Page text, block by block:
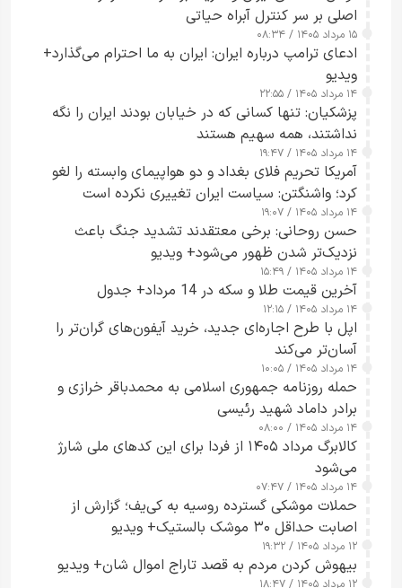
اصلی بر سر کنترل آبراه حیاتی
۱۵ مرداد ۱۴۰۵ / ۰۸:۳۴
ادعای ترامپ درباره ایران: ایران به ما احترام می‌گذارد+
ویدیو
۱۴ مرداد ۱۴۰۵ / ۲۲:۵۵
پزشکیان: تنها کسانی که در خیابان بودند ایران را نگه
نداشتند، همه سهیم هستند
۱۴ مرداد ۱۴۰۵ / ۱۹:۴۷
آمریکا تحریم فلای بغداد و دو هواپیمای وابسته را لغو
کرد؛ واشنگتن: سیاست ایران تغییری نکرده است
۱۴ مرداد ۱۴۰۵ / ۱۹:۰۷
حسن روحانی: برخی معتقدند تشدید جنگ باعث
نزدیک‌تر شدن ظهور می‌شود+ ویدیو
۱۴ مرداد ۱۴۰۵ / ۱۵:۴۹
آخرین قیمت طلا و سکه در 14 مرداد+ جدول
۱۴ مرداد ۱۴۰۵ / ۱۲:۱۵
اپل با طرح اجاره‌ای جدید، خرید آیفون‌های گران‌تر را
آسان‌تر می‌کند
۱۴ مرداد ۱۴۰۵ / ۱۰:۰۵
حمله روزنامه جمهوری اسلامی به محمدباقر خرازی و
برادر داماد شهید رئیسی
۱۴ مرداد ۱۴۰۵ / ۰۸:۰۰
کالابرگ مرداد ۱۴۰۵ از فردا برای این کدهای ملی شارژ
می‌شود
۱۴ مرداد ۱۴۰۵ / ۰۷:۴۷
حملات موشکی گسترده روسیه به کی‌یف؛ گزارش از
اصابت حداقل ۳۰ موشک بالستیک+ ویدیو
۱۲ مرداد ۱۴۰۵ / ۱۹:۳۲
بیهوش کردن مردم به قصد تاراج اموال شان+ ویدیو
۱۲ مرداد ۱۴۰۵ / ۱۸:۴۷